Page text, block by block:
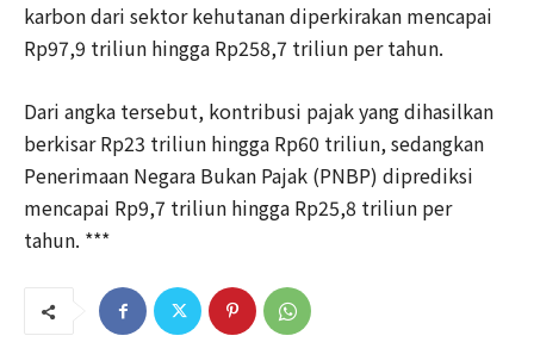
karbon dari sektor kehutanan diperkirakan mencapai
Rp97,9 triliun hingga Rp258,7 triliun per tahun.
Dari angka tersebut, kontribusi pajak yang dihasilkan
berkisar Rp23 triliun hingga Rp60 triliun, sedangkan
Penerimaan Negara Bukan Pajak (PNBP) diprediksi
mencapai Rp9,7 triliun hingga Rp25,8 triliun per
tahun. ***